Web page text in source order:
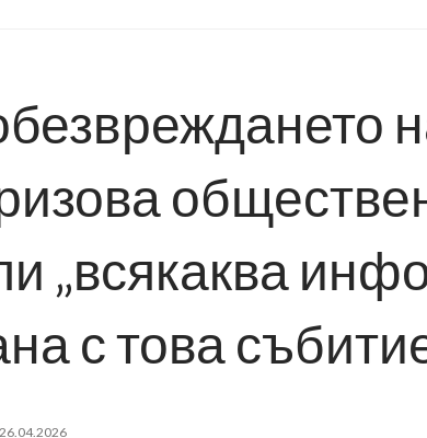
„всякаква
с това
Posted
26.04.2026